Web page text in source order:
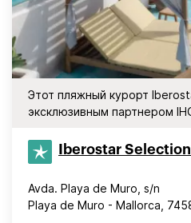
Этот пляжный курорт
эксклюзивным партнером
Iberostar
Avda. Playa de Muro, s/n
Playa de Muro - Mallorca,